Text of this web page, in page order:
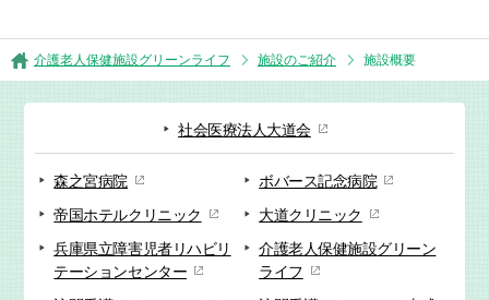
介護老人保健施設グリーンライフ 施設のご紹介 施設概要
社会医療法人大道会
森之宮病院
ボバース記念病院
帝国ホテルクリニック
大道クリニック
兵庫県立障害児者リハビリ
テーションセンター
介護老人保健施設グリーン
ライフ